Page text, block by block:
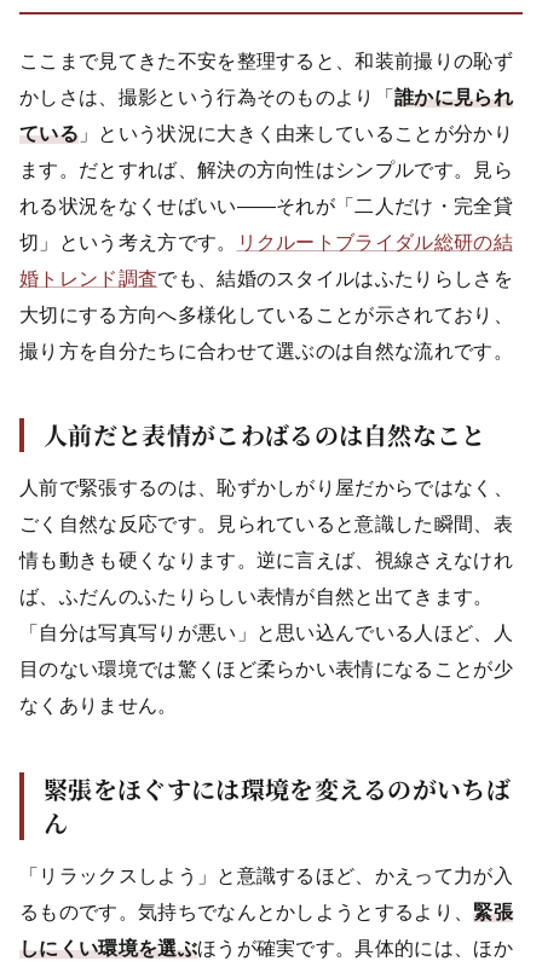
ここまで見てきた不安を整理すると、和装前撮りの恥ず
かしさは、撮影という行為そのものより「誰かに見られ
ている」という状況に大きく由来していることが分かり
ます。だとすれば、解決の方向性はシンプルです。見ら
れる状況をなくせばいい——それが「二人だけ・完全貸
切」という考え方です。
リクルートブライダル総研の結
婚トレンド調査でも、結婚のスタイルはふたりらしさを
大切にする方向へ多様化していることが示されており、
撮り方を自分たちに合わせて選ぶのは自然な流れです。
人前だと表情がこわばるのは自然なこと
人前で緊張するのは、恥ずかしがり屋だからではなく、
ごく自然な反応です。見られていると意識した瞬間、表
情も動きも硬くなります。逆に言えば、視線さえなけれ
ば、ふだんのふたりらしい表情が自然と出てきます。
「自分は写真写りが悪い」と思い込んでいる人ほど、人
目のない環境では驚くほど柔らかい表情になることが少
なくありません。
緊張をほぐすには環境を変えるのがいちば
ん
「リラックスしよう」と意識するほど、かえって力が入
るものです。気持ちでなんとかしようとするより、緊張
しにくい環境を選ぶほうが確実です。具体的には、ほか